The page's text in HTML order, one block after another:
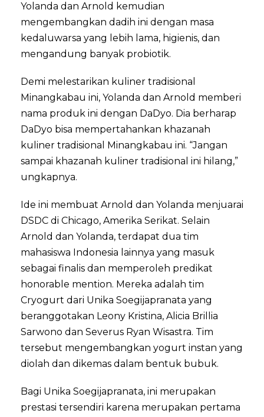
Yolanda dan Arnold kemudian
mengembangkan dadih ini dengan masa
kedaluwarsa yang lebih lama, higienis, dan
mengandung banyak probiotik.
Demi melestarikan kuliner tradisional
Minangkabau ini, Yolanda dan Arnold memberi
nama produk ini dengan DaDyo. Dia berharap
DaDyo bisa mempertahankan khazanah
kuliner tradisional Minangkabau ini. “Jangan
sampai khazanah kuliner tradisional ini hilang,”
ungkapnya.
Ide ini membuat Arnold dan Yolanda menjuarai
DSDC di Chicago, Amerika Serikat. Selain
Arnold dan Yolanda, terdapat dua tim
mahasiswa Indonesia lainnya yang masuk
sebagai finalis dan memperoleh predikat
honorable mention. Mereka adalah tim
Cryogurt dari Unika Soegijapranata yang
beranggotakan Leony Kristina, Alicia Brillia
Sarwono dan Severus Ryan Wisastra. Tim
tersebut mengembangkan yogurt instan yang
diolah dan dikemas dalam bentuk bubuk.
Bagi Unika Soegijapranata, ini merupakan
prestasi tersendiri karena merupakan pertama